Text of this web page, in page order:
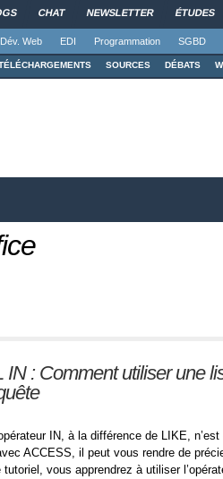
CHAT NEWSLETTER ÉTUDES
Dév. Web EDI Programmation SGBD
SOURCES DÉBATS
IN : Comment utiliser une
IN, à la différence de LIKE,
ACCESS, il peut vous rendre de
vous apprendrez à utiliser